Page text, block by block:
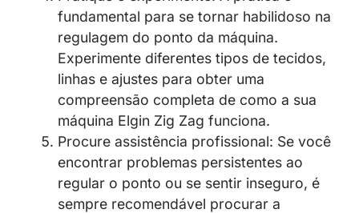
fundamental para se tornar habilidoso na
regulagem do ponto da máquina.
Experimente diferentes tipos de tecidos,
linhas e ajustes para obter uma
compreensão completa de como a sua
máquina Elgin Zig Zag funciona.
Procure assistência profissional: Se você
encontrar problemas persistentes ao
regular o ponto ou se sentir inseguro, é
sempre recomendável procurar a